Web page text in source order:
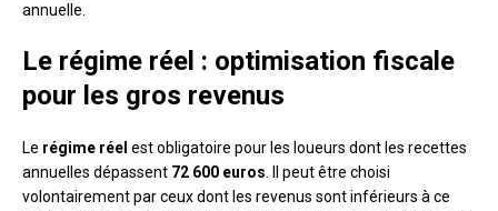
annuelle.
Le régime réel : optimisation fiscale
pour les gros revenus
Le régime réel est obligatoire pour les loueurs dont les recettes
annuelles dépassent 72 600 euros. Il peut être choisi
volontairement par ceux dont les revenus sont inférieurs à ce